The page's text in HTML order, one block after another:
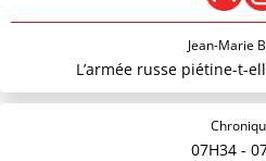
Jean-Marie
L’armée russe piétine-t-
07H34 -